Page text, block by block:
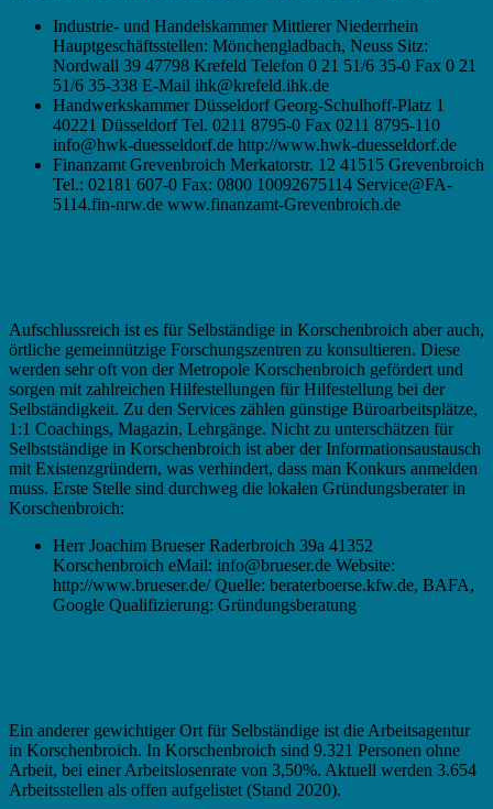
Industrie- und Handelskammer Mittlerer Niederrhein
Hauptgeschäftsstellen: Mönchengladbach, Neuss Sitz:
Nordwall 39 47798 Krefeld Telefon 0 21 51/6 35-0 Fax 0 21
51/6 35-338 E-Mail ihk@krefeld.ihk.de
Handwerkskammer Düsseldorf Georg-Schulhoff-Platz 1
40221 Düsseldorf Tel. 0211 8795-0 Fax 0211 8795-110
info@hwk-duesseldorf.de http://www.hwk-duesseldorf.de
Finanzamt Grevenbroich Merkatorstr. 12 41515 Grevenbroich
Tel.: 02181 607-0 Fax: 0800 10092675114 Service@FA-
5114.fin-nrw.de www.finanzamt-Grevenbroich.de
Aufschlussreich ist es für Selbständige in Korschenbroich aber auch,
örtliche gemeinnützige Forschungszentren zu konsultieren. Diese
werden sehr oft von der Metropole Korschenbroich gefördert und
sorgen mit zahlreichen Hilfestellungen für Hilfestellung bei der
Selbständigkeit. Zu den Services zählen günstige Büroarbeitsplätze,
1:1 Coachings, Magazin, Lehrgänge. Nicht zu unterschätzen für
Selbstständige in Korschenbroich ist aber der Informationsaustausch
mit Existenzgründern, was verhindert, dass man Konkurs anmelden
muss. Erste Stelle sind durchweg die lokalen Gründungsberater in
Korschenbroich:
Herr Joachim Brueser Raderbroich 39a 41352
Korschenbroich eMail: info@brueser.de Website:
http://www.brueser.de/ Quelle: beraterboerse.kfw.de, BAFA,
Google Qualifizierung: Gründungsberatung
Ein anderer gewichtiger Ort für Selbständige ist die Arbeitsagentur
in Korschenbroich. In Korschenbroich sind 9.321 Personen ohne
Arbeit, bei einer Arbeitslosenrate von 3,50%. Aktuell werden 3.654
Arbeitsstellen als offen aufgelistet (Stand 2020).